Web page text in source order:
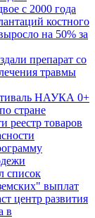
с 2000 года
костного
на 50% за
препарат со
травмы
НАУКА 0+
стране
реестр товаров
список
выплат
центр развития
в